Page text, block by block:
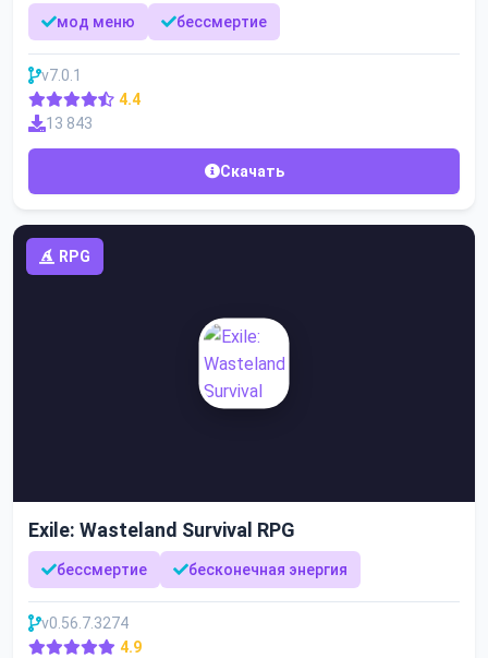
мод меню бессмертие
v7.0.1
4.4
13 843
Скачать
RPG
Exile: Wasteland Survival RPG
бессмертие бесконечная энергия
v0.56.7.3274
4.9